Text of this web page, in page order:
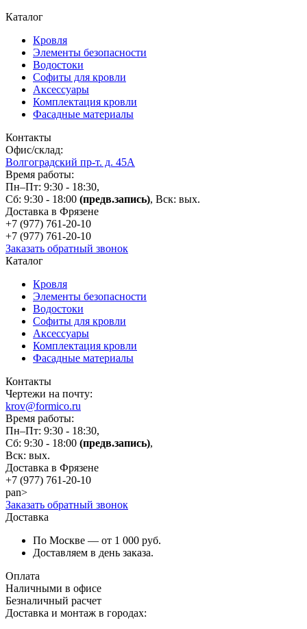
Каталог
Кровля
Элементы безопасности
Водостоки
Софиты для кровли
Аксессуары
Комплектация кровли
Фасадные материалы
Контакты
Офис/склад:
Волгоградский пр-т. д. 45А
Время работы:
Пн–Пт: 9:30 - 18:30,
Сб: 9:30 - 18:00 (предв.запись), Вск: вых.
Доставка в Фрязене
+7 (977) 761-20-10
+7 (977) 761-20-10
Заказать обратный звонок
Каталог
Кровля
Элементы безопасности
Водостоки
Софиты для кровли
Аксессуары
Комплектация кровли
Фасадные материалы
Контакты
Чертежи на почту:
krov@formico.ru
Время работы:
Пн–Пт: 9:30 - 18:30,
Сб: 9:30 - 18:00 (предв.запись),
Вск: вых.
Доставка в Фрязене
+7 (977) 761-20-10
pan>
Заказать обратный звонок
Доставка
По Москве — от 1 000 руб.
Доставляем в день заказа.
Оплата
Наличными в офисе
Безналичный расчет
Доставка и монтаж в городах: